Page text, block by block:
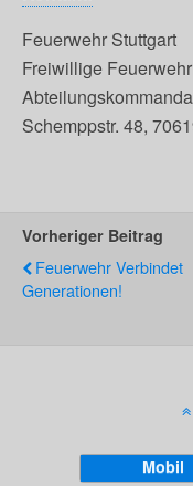
Feuerwehr Stuttgart
Freiwillige
Schemppstr. 48,
Vorheriger Beitrag
Feuerwehr Verbindet
Generationen!
Mobil